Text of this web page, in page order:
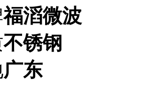
福滔微波
不锈钢
广东